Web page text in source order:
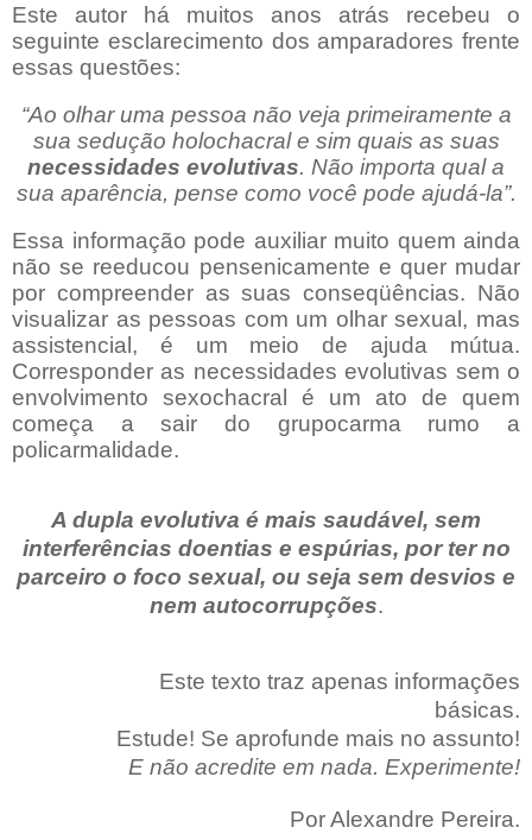
Este autor há muitos anos atrás recebeu o
seguinte esclarecimento dos amparadores frente
essas questões:
“Ao olhar uma pessoa não veja primeiramente a
sua sedução holochacrale sim quais as suas
necessidades evolutivas. Não importa qual a
sua aparência, pense como você pode ajudá-la”.
Essa informação pode auxiliar muito quem ainda
não se reeducou pensenicamente e quer mudar
por compreender as suas conseqüências. Não
visualizar as pessoas com um olhar sexual, mas
assistencial, é um meio de ajuda mútua.
Corresponder as necessidades evolutivas sem o
envolvimento sexochacral é um ato de quem
começa a sair do grupocarma rumo a
policarmalidade.
A dupla evolutiva é mais saudável, sem
interferências doentias e espúrias, por ter no
parceiro o foco sexual, ou seja sem desvios e
nem autocorrupções.
Este texto traz apenas informações
básicas.
Estude! Se aprofunde mais no assunto!
E não acredite em nada. Experimente!
Por Alexandre Pereira.